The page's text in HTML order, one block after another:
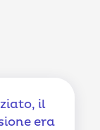
il
era